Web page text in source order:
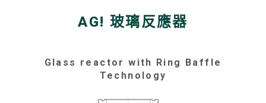
AG! 玻璃反應器
Glass reactor with Ring Baffle
Technology